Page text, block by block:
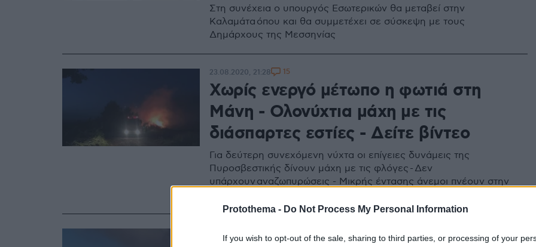
Protothema - Do Not Process My Personal Information
If you wish to opt-out of the sale, sharing to third parties, or processing of your
Στη συνέχεια ο υπουργός Εσωτερικών θα μεταβεί στην
Καλαμάτα όπου και θα συμμετέχει σε σύσκεψη με τους
Δημάρχους της Μεσσηνίας
Χωρίς ενεργό μέτωπο η φωτιά στη
Μάνη - Ολονύχτια μάχη με τις
διάσπαρτες εστίες - Δείτε βίντεο
Για δεύτερη συνεχόμενη νύχτα οι επίγειες δυνάμεις της
Πυροσβεστικής δίνουν μάχη με τις φλόγες - Δεν
υπάρχουν αναζωπυρώσεις - Μικρής έντασης άνεμοι πνέουν στην
23.08.2020, 21:28 15